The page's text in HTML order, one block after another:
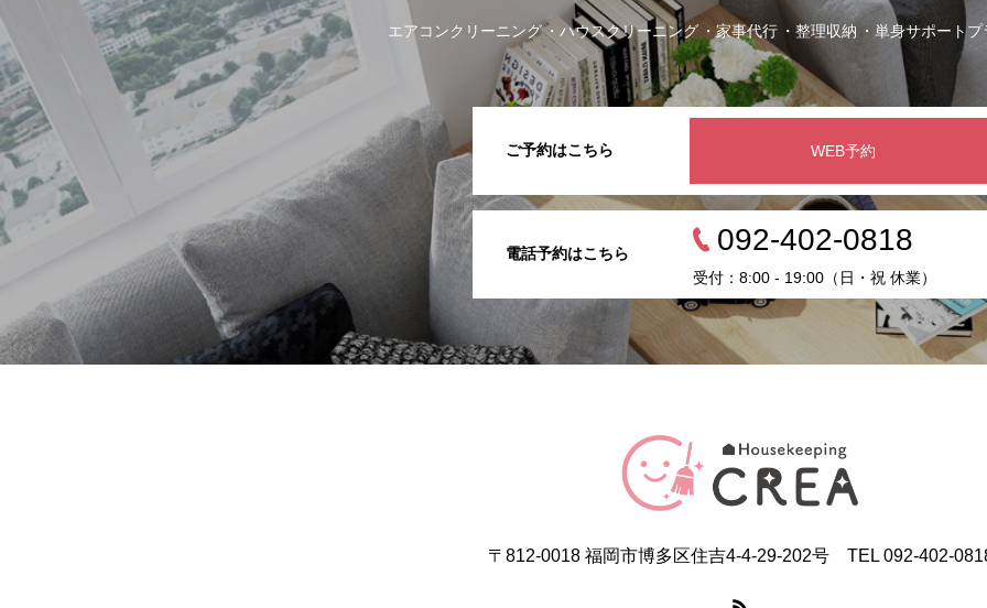
エアコンクリーニング ハウスクリーニング 家事代行 整理収納 単身サポートプ
ご予約はこちら WEB予約
電話予約はこちら 092-402-0818
受付：8:00 - 19:00（日・祝 休業）
〒812-0018 福岡市博多区住吉4-4-29-202号 TEL 092-402-